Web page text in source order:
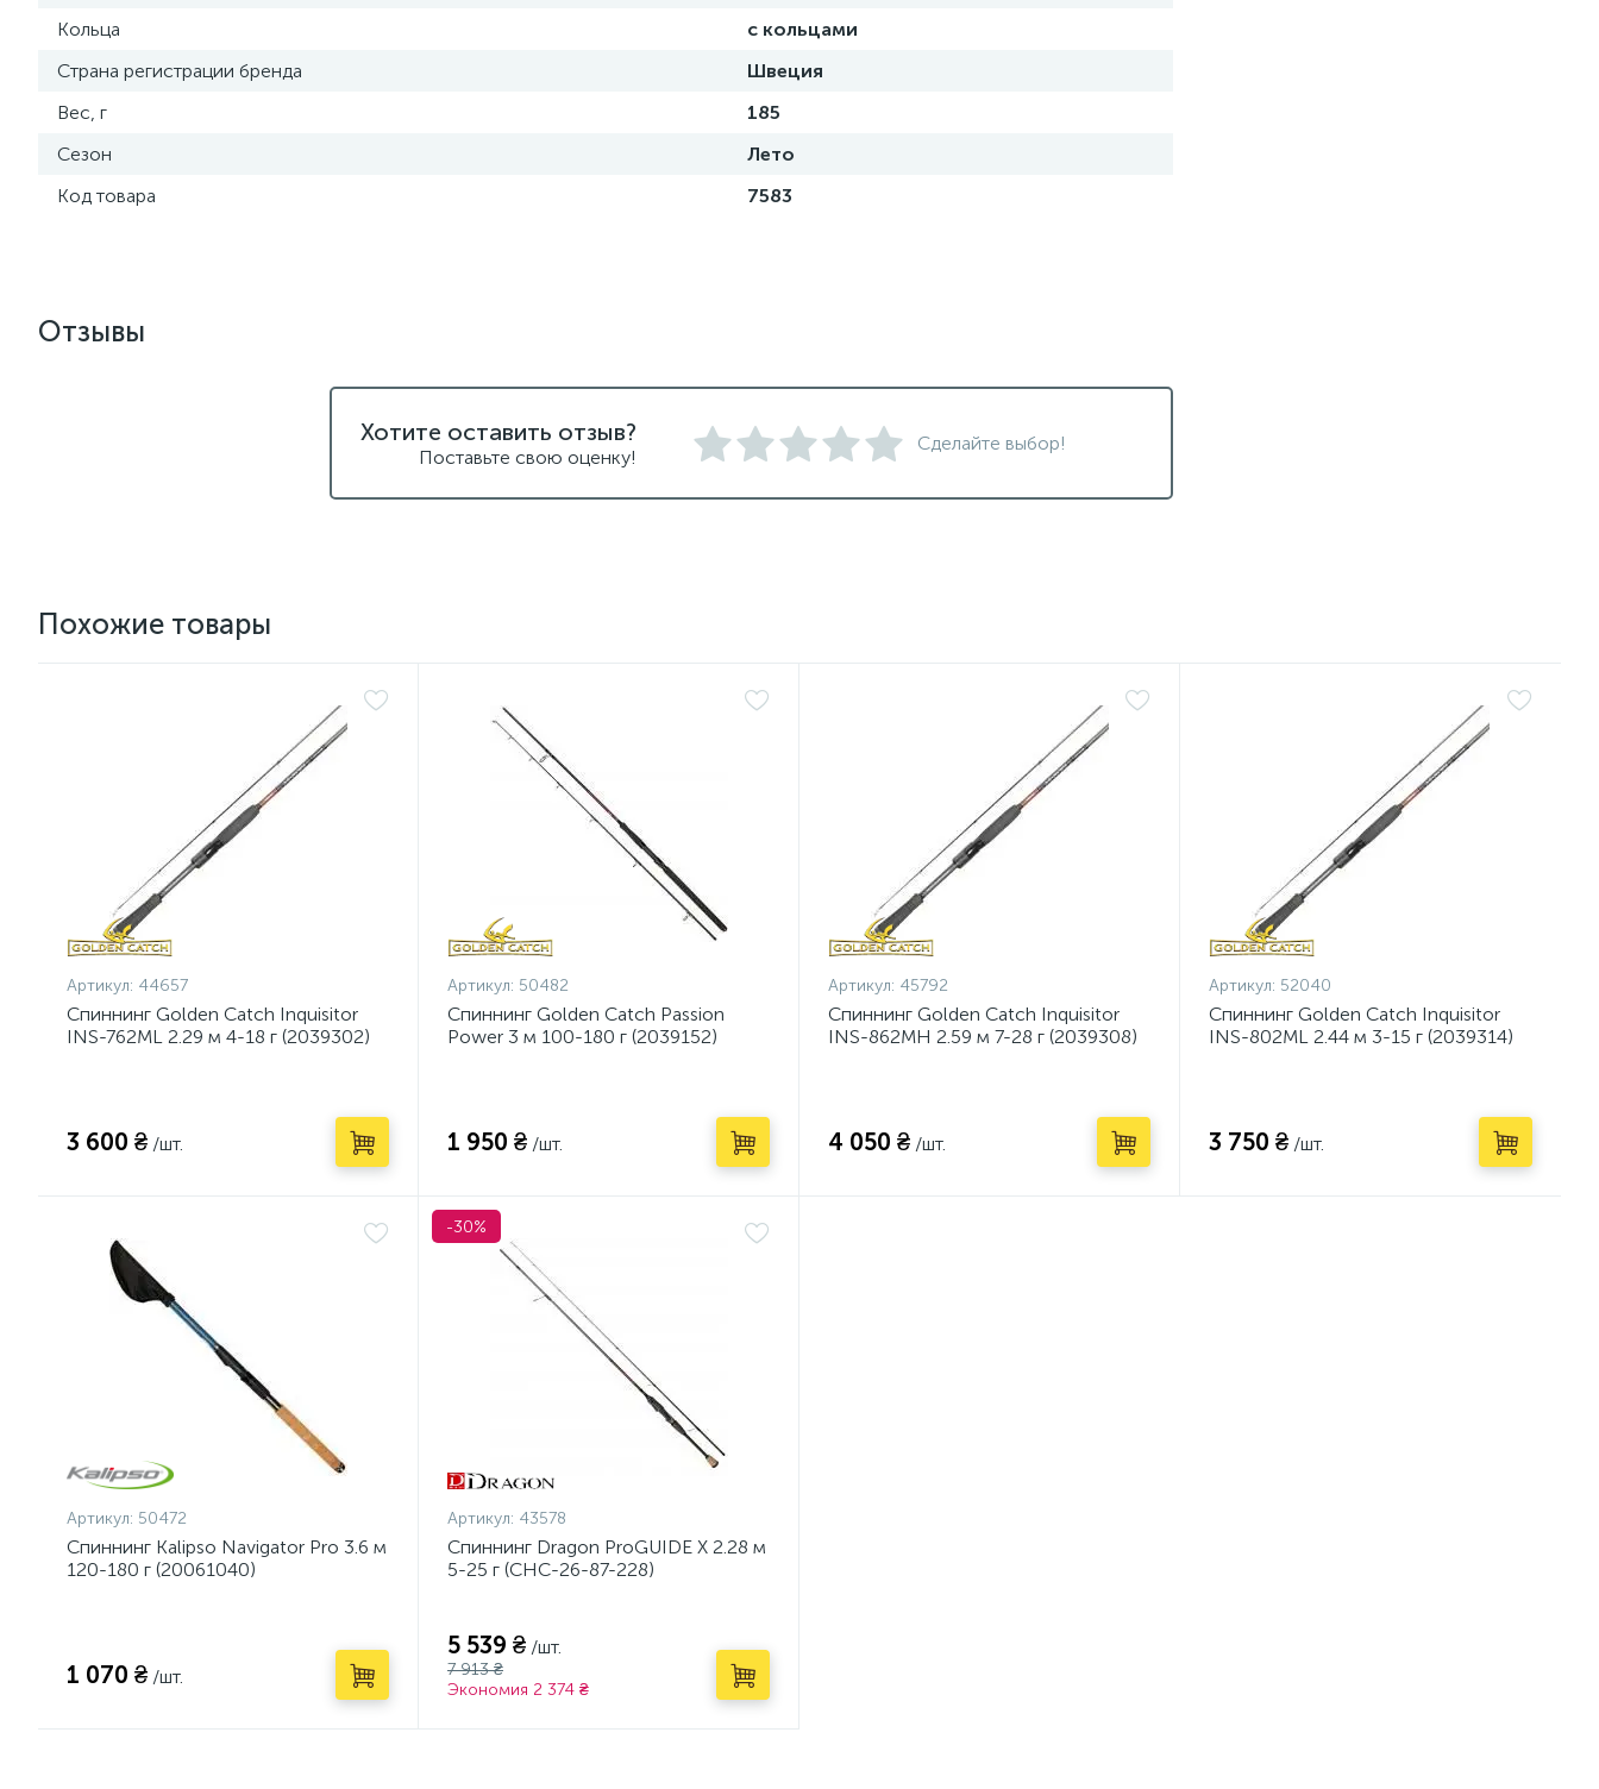
Кольца
с кольцами
Страна регистрации бренда
Швеция
Вес, г
185
Сезон
Лето
Код товара
7583
Отзывы
Хотите оставить отзыв?
Поставьте свою оценку!
Сделайте выбор!
Похожие товары
Артикул: 44657
Спиннинг Golden Catch Inquisitor
INS-762ML 2.29 м 4-18 г (2039302)
3 600 ₴ /шт.
Артикул: 50482
Спиннинг Golden Catch Passion
Power 3 м 100-180 г (2039152)
1 950 ₴ /шт.
Артикул: 45792
Спиннинг Golden Catch Inquisitor
INS-862MH 2.59 м 7-28 г (2039308)
4 050 ₴ /шт.
Артикул: 52040
Спиннинг Golden Catch Inquisitor
INS-802ML 2.44 м 3-15 г (2039314)
3 750 ₴ /шт.
Артикул: 50472
Спиннинг Kalipso Navigator Pro 3.6 м
120-180 г (20061040)
1 070 ₴ /шт.
-30%
Артикул: 43578
Спиннинг Dragon ProGUIDE X 2.28 м
5-25 г (CHC-26-87-228)
5 539 ₴ /шт.
7 913 ₴
Экономия 2 374 ₴